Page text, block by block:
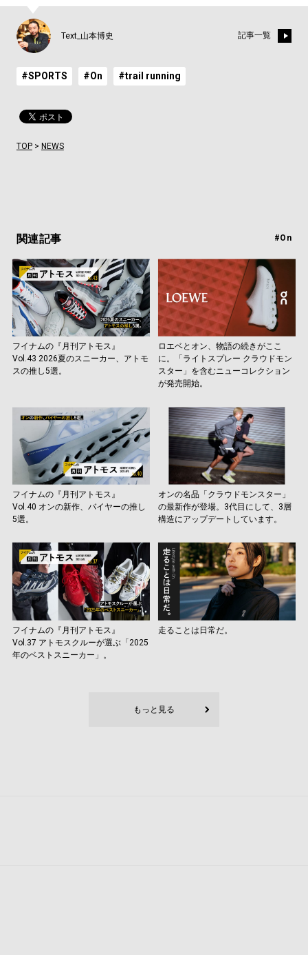
Text_山本博史 記事一覧
#SPORTS #On #trail running
TOP> NEWS
関連記事 #On
フイナムの『月刊アトモス』
Vol.43 2026夏のスニーカー、アトモ
スの推し5選。
ロエベとオン、物語の続きがここ
に。「ライトスプレー クラウドモン
スター」を含むニューコレクション
が発売開始。
フイナムの『月刊アトモス』
Vol.40 オンの新作、バイヤーの推し
5選。
オンの名品「クラウドモンスター」
の最新作が登場。3代目にして、3層
構造にアップデートしています。
フイナムの『月刊アトモス』
Vol.37 アトモスクルーが選ぶ「2025
年のベストスニーカー」。
走ることは日常だ。
もっと見る